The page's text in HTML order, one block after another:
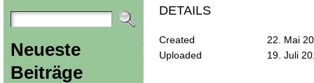
Neueste
Beiträge
DETAILS
Created
22. Mai
Uploaded
19. Juli